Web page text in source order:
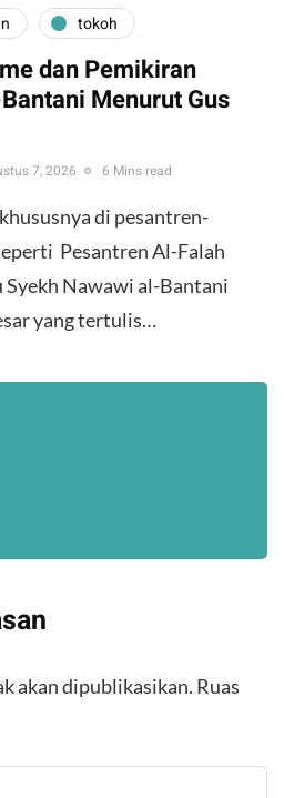
tokoh
dan Pemikiran
Menurut Gus
7, 2026 6 Mins read
di pesantren-
Pesantren Al-Falah
Syekh Nawawi al-Bantani
yang tertulis…
akan dipublikasikan. Ruas